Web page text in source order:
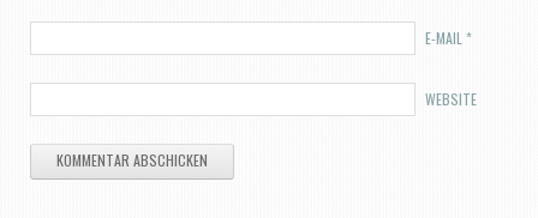
E-MAIL *
WEBSITE